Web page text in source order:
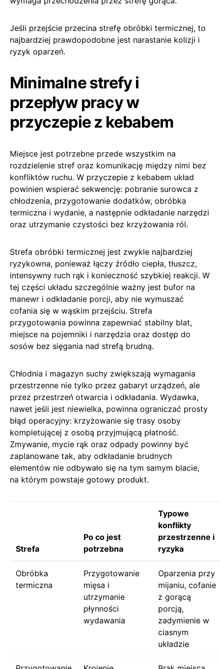
Jeśli przejście przecina strefę obróbki termicznej, to
najbardziej prawdopodobne jest narastanie kolizji i
ryzyk oparzeń.
Minimalne strefy i
przepływ pracy w
przyczepie z kebabem
Miejsce jest potrzebne przede wszystkim na
rozdzielenie stref oraz komunikację między nimi bez
konfliktów ruchu. W przyczepie z kebabem układ
powinien wspierać sekwencję: pobranie surowca z
chłodzenia, przygotowanie dodatków, obróbka
termiczna i wydanie, a następnie odkładanie narzędzi
oraz utrzymanie czystości bez krzyżowania ról.
Strefa obróbki termicznej jest zwykle najbardziej
ryzykowna, ponieważ łączy źródło ciepła, tłuszcz,
intensywny ruch rąk i konieczność szybkiej reakcji. W
tej części układu szczególnie ważny jest bufor na
manewr i odkładanie porcji, aby nie wymuszać
cofania się w wąskim przejściu. Strefa
przygotowania powinna zapewniać stabilny blat,
miejsce na pojemniki i narzędzia oraz dostęp do
sosów bez sięgania nad strefą brudną.
Chłodnia i magazyn suchy zwiększają wymagania
przestrzenne nie tylko przez gabaryt urządzeń, ale
przez przestrzeń otwarcia i odkładania. Wydawka,
nawet jeśli jest niewielka, powinna ograniczać prosty
błąd operacyjny: krzyżowanie się trasy osoby
kompletującej z osobą przyjmującą płatność.
Zmywanie, mycie rąk oraz odpady powinny być
zaplanowane tak, aby odkładanie brudnych
elementów nie odbywało się na tym samym blacie,
na którym powstaje gotowy produkt.
Strefa
Po co jest
potrzebna
Typowe
konflikty
przestrzenne i
ryzyka
Obróbka
termiczna
Przygotowanie
mięsa i
utrzymanie
płynności
wydawania
Oparzenia przy
mijaniu, cofanie
z gorącą
porcją,
zadymienie w
ciasnym
układzie